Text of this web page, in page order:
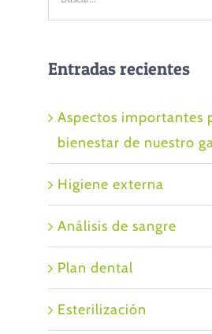
Entradas recientes
Aspectos importantes
bienestar de nuestro
Higiene externa
Análisis de sangre
Plan dental
Esterilización